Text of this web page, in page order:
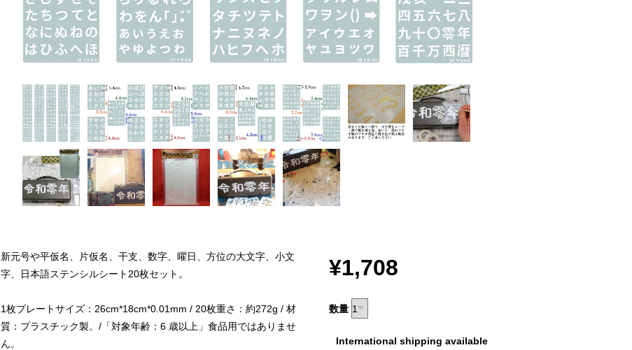
新元号や平仮名、片仮名、干支、数字、曜日、方位の大文字、小文
字、日本語ステンシルシート20枚セット。
1枚プレートサイズ：26cm*18cm*0.01mm / 20枚重さ：約272g / 材
質：プラスチック製。/「対象年齢：6 歳以上」食品用ではありませ
ん。
¥1,708
数量
International shipping available